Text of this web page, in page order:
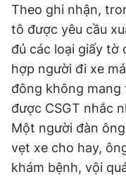
Theo ghi nhận,
tô được yêu cầu
đủ các loại giấy tờ
hợp người đi xe
đông không mang
được CSGT nhắc
Một người đàn
vẹt xe cho hay,
khám bệnh, vội